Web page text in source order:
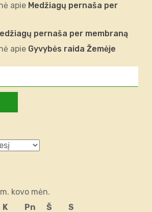
apie Medžiagų pernaša per
pernaša per membraną
apie Gyvybės raida Žemėje
kovo mėn.
K Pn Š S